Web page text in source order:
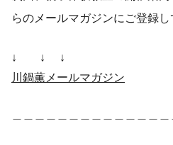
らのメールマガジンにご登録し
↓ ↓ ↓
川鍋薫メールマガジン